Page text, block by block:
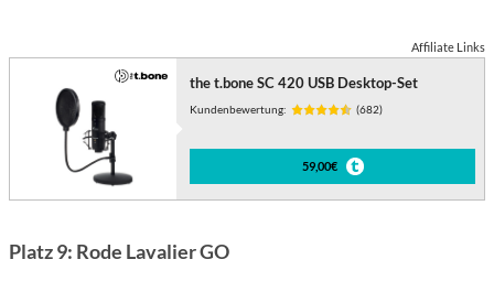
Affiliate Links
the t.bone SC 420 USB Desktop-Set
Kundenbewertung: (682)
59,00€
Platz 9: Rode Lavalier GO